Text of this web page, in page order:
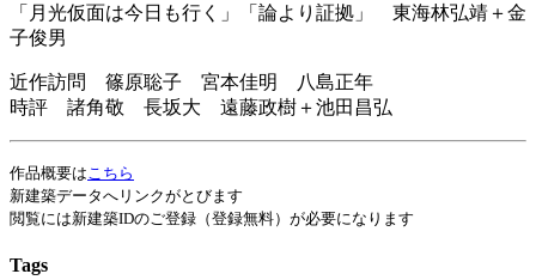
「月光仮面は今日も行く」「論より証拠」 東海林弘靖＋金
子俊男
近作訪問 篠原聡子 宮本佳明 八島正年
時評 諸角敬 長坂大 遠藤政樹＋池田昌弘
作品概要はこちら
新建築データへリンクがとびます
閲覧には新建築IDのご登録（登録無料）が必要になります
Tags